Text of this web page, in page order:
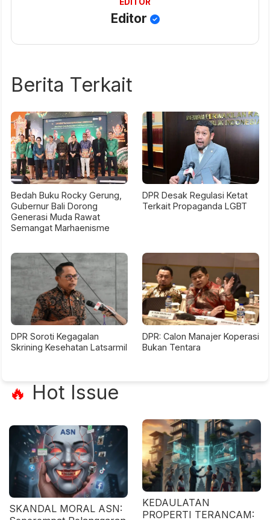
EDITOR
Editor
Berita Terkait
Bedah Buku Rocky Gerung,
Gubernur Bali Dorong
Generasi Muda Rawat
Semangat Marhaenisme
DPR Desak Regulasi Ketat
Terkait Propaganda LGBT
DPR Soroti Kegagalan
Skrining Kesehatan Latsarmil
DPR: Calon Manajer Koperasi
Bukan Tentara
🔥 Hot Issue
SKANDAL MORAL ASN:
KEDAULATAN
PROPERTI TERANCAM: